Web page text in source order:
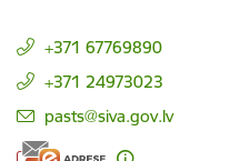
+371 67769890
+371 24973023
E-mail:
pasts@siva.gov.lv